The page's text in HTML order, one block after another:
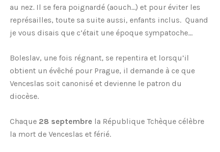
au nez. Il se fera poignardé (aouch…) et pour éviter les
représailles, toute sa suite aussi, enfants inclus. Quand
je vous disais que c’était une époque sympatoche…
Boleslav, une fois régnant, se repentira et lorsqu’il
obtient un évêché pour Prague, il demande à ce que
Venceslas soit canonisé et devienne le patron du
diocèse.
Chaque 28 septembre la République Tchèque célèbre
la mort de Venceslas et férié.